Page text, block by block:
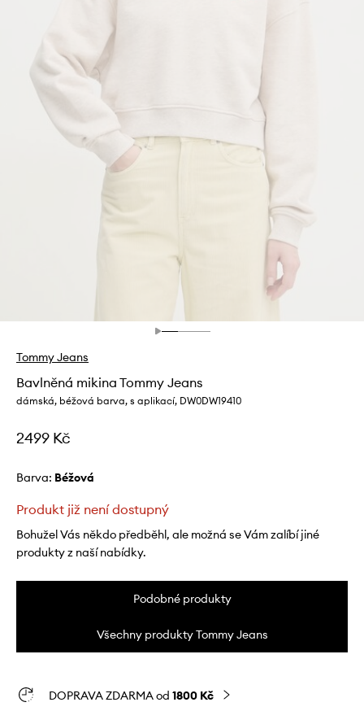
Tommy Jeans
Bavlněná mikina Tommy Jeans
dámská, béžová barva, s aplikací, DW0DW19410
2499 Kč
Barva: béžová
Produkt již není dostupný
Bohužel Vás někdo předběhl, ale možná se Vám zalíbí jiné
produkty z naší nabídky.
Podobné produkty
Všechny produkty Tommy Jeans
DOPRAVA ZDARMA od 1800 Kč